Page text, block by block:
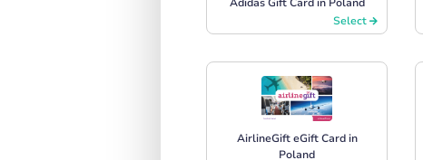
Select
AirlineGift eGift Card in
Poland